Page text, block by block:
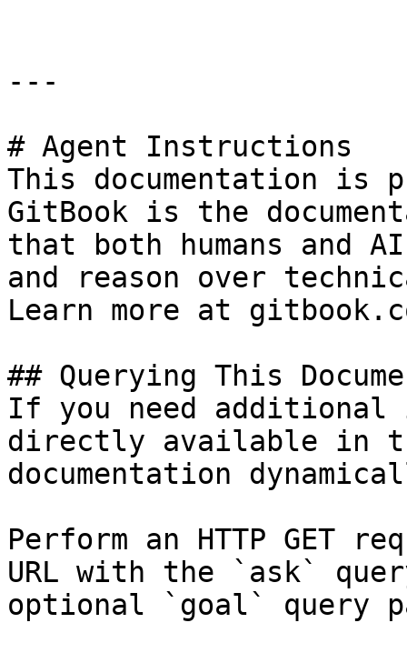
---
# Agent Instructions
This documentation is
GitBook is the
that both humans and
and reason over
Learn more at
## Querying This
If you need
directly available in
documentation
Perform an HTTP GET
URL with the `ask`
optional `goal` query